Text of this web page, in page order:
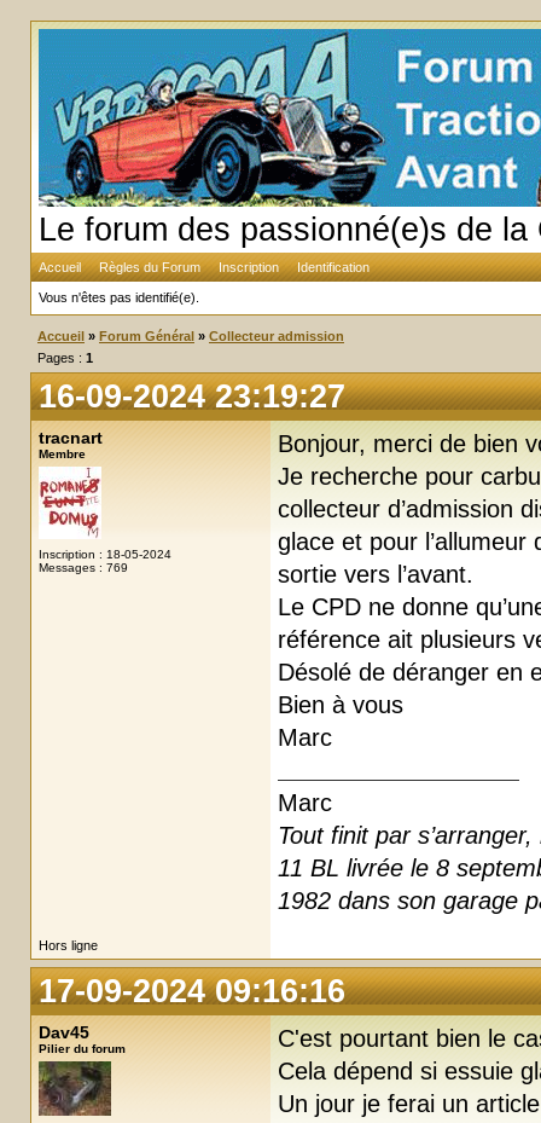
Le forum des passionné(e)s de
Accueil Règles du Forum Inscription Identification
Vous n'êtes pas identifié(e).
Accueil » Forum Général » Collecteur admission
Pages : 1
16-09-2024 23:19:27
tracnart
Membre
Inscription : 18-05-2024
Messages : 769
Bonjour, merci de bien
Je recherche pour
collecteur d’admission
glace et pour l’allumeur
sortie vers l’avant.
Le CPD ne donne
référence ait plusieurs
Désolé de déranger en
Bien à vous
Marc
Marc
Tout finit par
11 BL livrée le 8
1982 dans son garage
Hors ligne
17-09-2024 09:16:16
Dav45
Pilier du forum
C'est pourtant bien le
Cela dépend si essuie
Un jour je ferai un